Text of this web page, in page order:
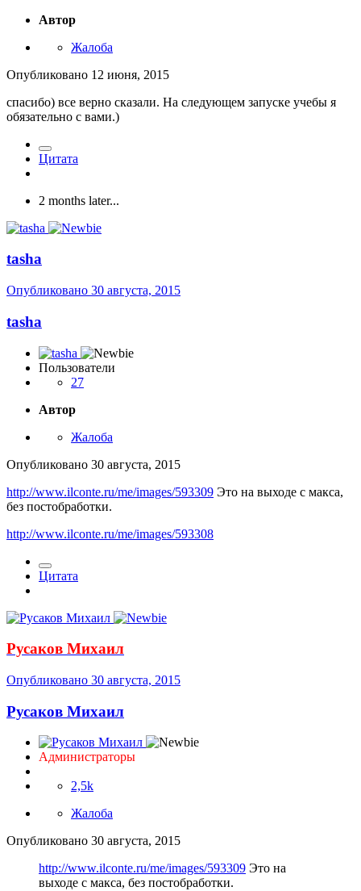
Автор
Жалоба
Опубликовано 12 июня, 2015
спасибо) все верно сказали. На следующем запуске учебы я
обязательно с вами.)
Цитата
2 months later...
tasha
Опубликовано 30 августа, 2015
tasha
Пользователи
27
Автор
Жалоба
Опубликовано 30 августа, 2015
http://www.ilconte.ru/me/images/593309 Это на выходе с макса,
без постобработки.
http://www.ilconte.ru/me/images/593308
Цитата
Русаков Михаил
Опубликовано 30 августа, 2015
Русаков Михаил
Администраторы
2,5k
Жалоба
Опубликовано 30 августа, 2015
http://www.ilconte.ru/me/images/593309 Это на
выходе с макса, без постобработки.